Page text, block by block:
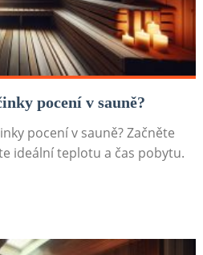
pocení v sauně?
pocení v sauně? Začněte
ideální teplotu a čas pobytu.